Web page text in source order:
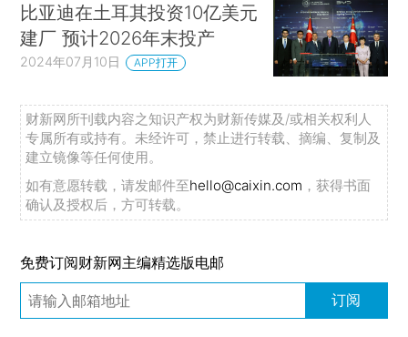
比亚迪在土耳其投资10亿美元
建厂 预计2026年末投产
2024年07月10日 APP打开
财新网所刊载内容之知识产权为财新传媒及/或相关权利人
专属所有或持有。未经许可，禁止进行转载、摘编、复制及
建立镜像等任何使用。
如有意愿转载，请发邮件至hello@caixin.com ，获得书面
确认及授权后，方可转载。
免费订阅财新网主编精选版电邮
订阅